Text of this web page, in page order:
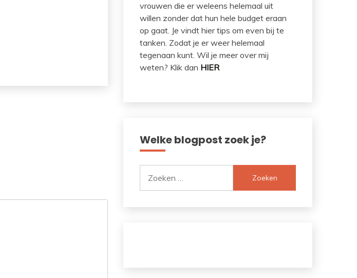
vrouwen die er weleens helemaal uit
willen zonder dat hun hele budget eraan
op gaat. Je vindt hier tips om even bij te
tanken. Zodat je er weer helemaal
tegenaan kunt. Wil je meer over mij
weten? Klik dan HIER
Welke blogpost zoek je?
naar: